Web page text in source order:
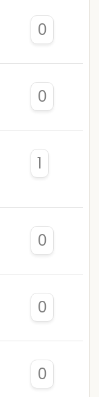
0
0
1
0
0
0